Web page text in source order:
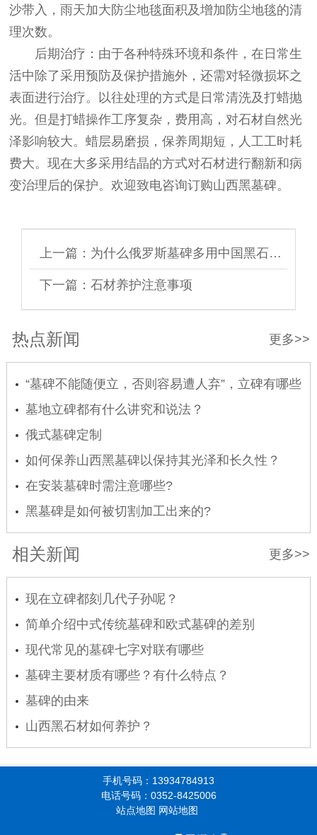
沙带入，雨天加大防尘地毯面积及增加防尘地毯的清
理次数。
后期治疗：由于各种特殊环境和条件，在日常生
活中除了采用预防及保护措施外，还需对轻微损坏之
表面进行治疗。以往处理的方式是日常清洗及打蜡抛
光。但是打蜡操作工序复杂，费用高，对石材自然光
泽影响较大。蜡层易磨损，保养周期短，人工工时耗
费大。现在大多采用结晶的方式对石材进行翻新和病
变治理后的保护。欢迎致电咨询订购山西黑墓碑。
上一篇： 为什么俄罗斯墓碑多用中国黑石材制成？
下一篇： 石材养护注意事项
更多>>
热点新闻
“墓碑不能随便立，否则容易遭人弃”，立碑有哪些
讲究
墓地立碑都有什么讲究和说法？
俄式墓碑定制
如何保养山西黑墓碑以保持其光泽和长久性？
在安装墓碑时需注意哪些?
黑墓碑是如何被切割加工出来的?
更多>>
相关新闻
现在立碑都刻几代子孙呢？
简单介绍中式传统墓碑和欧式墓碑的差别
现代常见的墓碑七字对联有哪些
墓碑主要材质有哪些？有什么特点？
墓碑的由来
山西黑石材如何养护？
手机号码：13934784913
电话号码：0352-8425006
站点地图 网站地图